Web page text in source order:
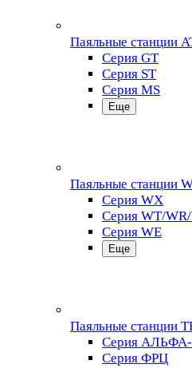
Паяльные станции
Серия GT
Серия ST
Серия MS
Еще
Паяльные станции
Серия WX
Серия WT/
Серия WE
Еще
Паяльные станции
Серия АЛЬФА-
Серия ФРЦ